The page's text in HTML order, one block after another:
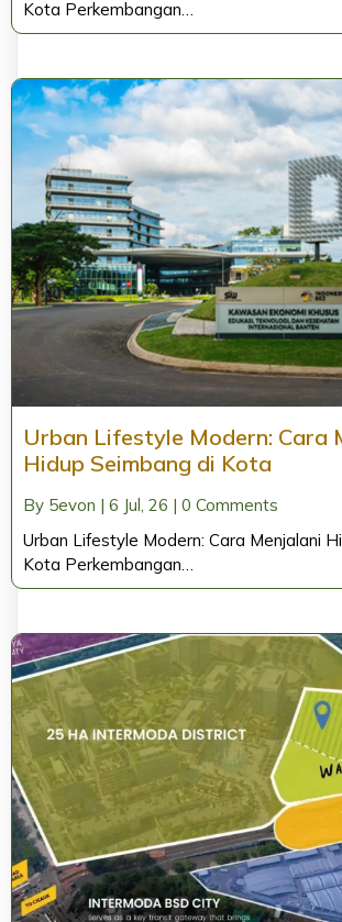
Kota Perkembangan…
Urban Lifestyle Modern: Cara
Hidup Seimbang di Kota
By 5evon | 6 Jul, 26 | 0 Comments
Urban Lifestyle Modern: Cara Menjalani
Kota Perkembangan…